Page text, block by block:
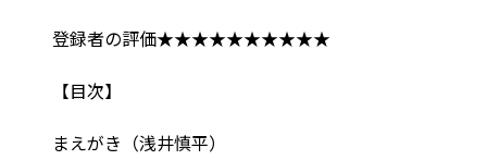
登録者の評価★★★★★★★★★★
【目次】
まえがき（浅井慎平）